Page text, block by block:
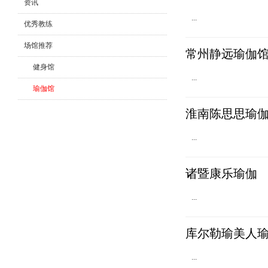
资讯
优秀教练
场馆推荐
健身馆
瑜伽馆
...
常州静远瑜伽馆
...
淮南陈思思瑜伽
...
诸暨康乐瑜伽
...
库尔勒瑜美人
...